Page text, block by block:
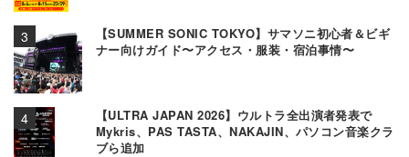
【SUMMER SONIC TOKYO】サマソニ初心者＆ビギ
ナー向けガイド〜アクセス・服装・宿泊事情〜
【ULTRA JAPAN 2026】ウルトラ全出演者発表で
Mykris、PAS TASTA、NAKAJIN、パソコン音楽クラ
ブら追加